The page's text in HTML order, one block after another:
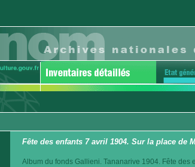
Fête des enfants 7 avril 1904. Sur la place de
Album du fonds Gallieni. Tananarive 1904. Fête des